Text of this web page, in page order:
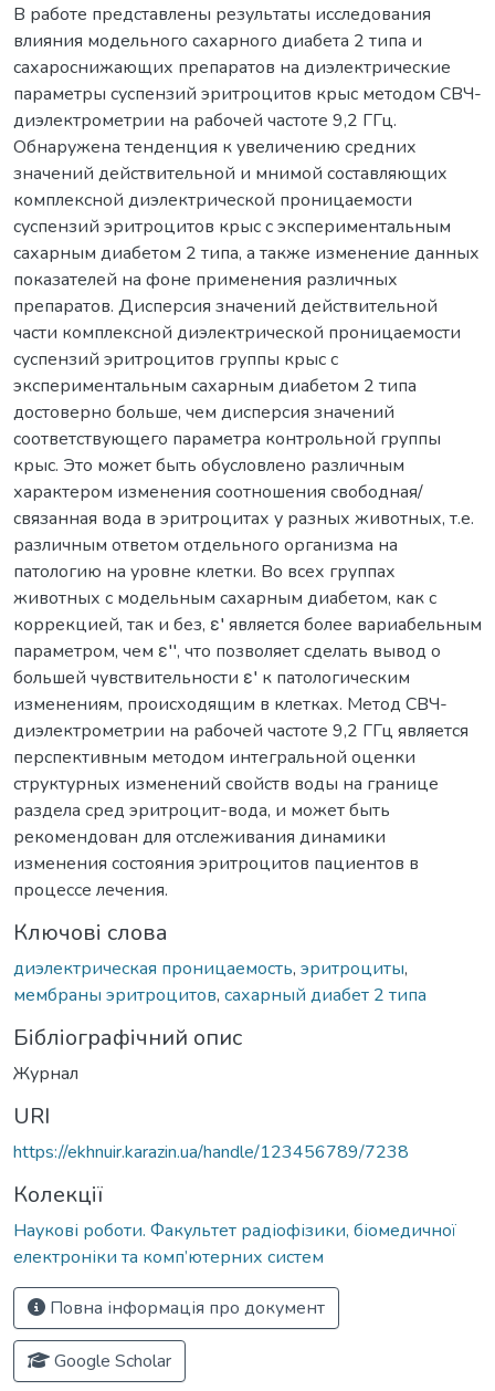
В работе представлены результаты исследования
влияния модельного сахарного диабета 2 типа и
сахароcнижающих препаратов на диэлектрические
параметры суспензий эритроцитов крыс методом СВЧ-
диэлектрометрии на рабочей частоте 9,2 ГГц.
Обнаружена тенденция к увеличению средних
значений действительной и мнимой составляющих
комплексной диэлектрической проницаемости
суспензий эритроцитов крыс с экспериментальным
сахарным диабетом 2 типа, а также изменение данных
показателей на фоне применения различных
препаратов. Дисперсия значений действительной
части комплексной диэлектрической проницаемости
суспензий эритроцитов группы крыс с
экспериментальным сахарным диабетом 2 типа
достоверно больше, чем дисперсия значений
соответствующего параметра контрольной группы
крыс. Это может быть обусловлено различным
характером изменения соотношения свободная/
связанная вода в эритроцитах у разных животных, т.е.
различным ответом отдельного организма на
патологию на уровне клетки. Во всех группах
животных с модельным сахарным диабетом, как с
коррекцией, так и без, ε′ является более вариабельным
параметром, чем ε′′, что позволяет сделать вывод о
большей чувствительности ε′ к патологическим
изменениям, происходящим в клетках. Метод СВЧ-
диэлектрометрии на рабочей частоте 9,2 ГГц является
перспективным методом интегральной оценки
структурных изменений свойств воды на границе
раздела сред эритроцит-вода, и может быть
рекомендован для отслеживания динамики
изменения состояния эритроцитов пациентов в
процессе лечения.
Ключові слова
диэлектрическая проницаемость, эритроциты,
мембраны эритроцитов, сахарный диабет 2 типа
Бібліографічний опис
Журнал
URI
https://ekhnuir.karazin.ua/handle/123456789/7238
Колекції
Наукові роботи. Факультет радіофізики, біомедичної
електроніки та комп’ютерних систем
Повна інформація про документ
Google Scholar